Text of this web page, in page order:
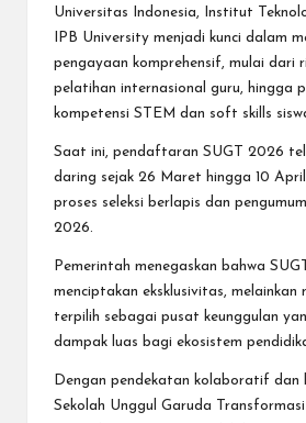
Universitas Indonesia, Institut
IPB University menjadi kunci dalam
pengayaan komprehensif, mulai dari
pelatihan internasional guru, hingga
kompetensi STEM dan soft skills
Saat ini, pendaftaran SUGT 2026
daring sejak 26 Maret hingga 10
proses seleksi berlapis dan
2026.
Pemerintah menegaskan bahwa
menciptakan eksklusivitas, melainkan
terpilih sebagai pusat keunggulan
dampak luas bagi ekosistem
Dengan pendekatan kolaboratif dan
Sekolah Unggul Garuda